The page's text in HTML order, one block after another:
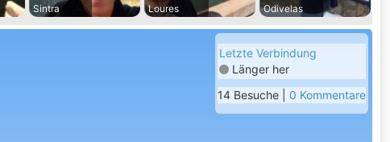
Sintra
Loures
Odivelas
Letzte Verbindung
Länger her
14 Besuche | 0 Kommentare